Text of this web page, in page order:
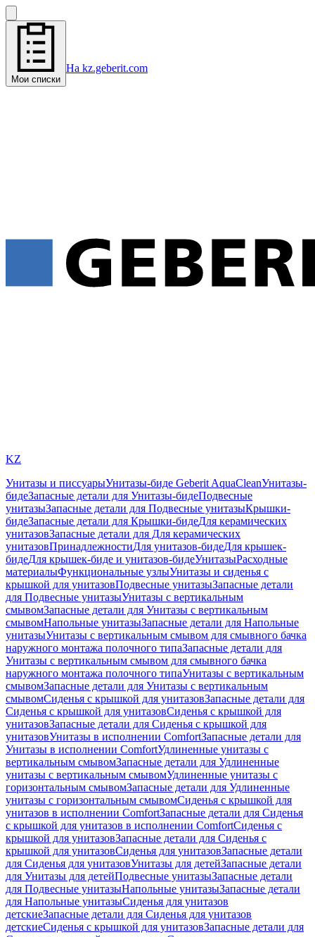
Мои списки
На kz.geberit.com
KZ
Унитазы и писсуарыУнитазы-биде Geberit AquaCleanУнитазы-
бидеЗапасные детали для Унитазы-бидеПодвесные
унитазыЗапасные детали для Подвесные унитазыКрышки-
бидеЗапасные детали для Крышки-бидеДля керамических
унитазовЗапасные детали для Для керамических
унитазовПринадлежностиДля унитазов-бидеДля крышек-
бидеДля крышек-биде и унитазов-бидеУнитазыРасходные
материалыФункциональные узлыУнитазы и сиденья с
крышкой для унитазовПодвесные унитазыЗапасные детали
для Подвесные унитазыУнитазы с вертикальным
смывомЗапасные детали для Унитазы с вертикальным
смывомНапольные унитазыЗапасные детали для Напольные
унитазыУнитазы с вертикальным смывом для смывного бачка
наружного монтажа полочного типаЗапасные детали для
Унитазы с вертикальным смывом для смывного бачка
наружного монтажа полочного типаУнитазы с вертикальным
смывомЗапасные детали для Унитазы с вертикальным
смывомСиденья с крышкой для унитазовЗапасные детали для
Сиденья с крышкой для унитазовСиденья с крышкой для
унитазовЗапасные детали для Сиденья с крышкой для
унитазовУнитазы в исполнении ComfortЗапасные детали для
Унитазы в исполнении ComfortУдлиненные унитазы с
вертикальным смывомЗапасные детали для Удлиненные
унитазы с вертикальным смывомУдлиненные унитазы с
горизонтальным смывомЗапасные детали для Удлиненные
унитазы с горизонтальным смывомСиденья с крышкой для
унитазов в исполнении ComfortЗапасные детали для Сиденья
с крышкой для унитазов в исполнении ComfortСиденья с
крышкой для унитазовЗапасные детали для Сиденья с
крышкой для унитазовСиденья для унитазовЗапасные детали
для Сиденья для унитазовУнитазы для детейЗапасные детали
для Унитазы для детейПодвесные унитазыЗапасные детали
для Подвесные унитазыНапольные унитазыЗапасные детали
для Напольные унитазыСиденья для унитазов
детскиеЗапасные детали для Сиденья для унитазов
детскиеСиденья с крышкой для унитазовЗапасные детали для